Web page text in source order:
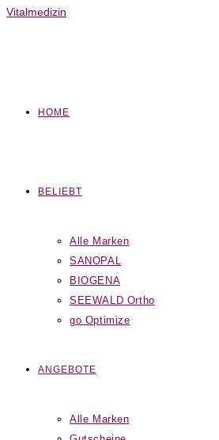
HOME
BELIEBT
Alle Marken
SANOPAL
BIOGENA
SEEWALD Ortho
go Optimize
ANGEBOTE
Alle Marken